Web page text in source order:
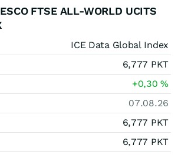
FTSE ALL-WORLD UCITS
ICE Data Global Index
6,777 PKT
+0,30%
07.08.26
6,777 PKT
6,777 PKT